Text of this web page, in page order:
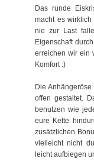
Das runde
macht es
nie zur Last
Eigenschaft
erreichen wir ein
Komfort :)
Die
offen gestaltet.
benutzen wie
eure Kette
zusätzlichen
vielleicht nicht
leicht aufbiegen